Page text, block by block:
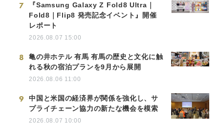
7
『Samsung Galaxy Z Fold8 Ultra｜
Fold8｜Flip8 発売記念イベント』開催
レポート
2026.08.07 15:00
8
亀の井ホテル 有馬 有馬の歴史と文化に触
れる秋の宿泊プランを9月から展開
2026.08.06 11:00
9
中国と米国の経済界が関係を強化し、サ
プライチェーン協力の新たな機会を模索
2026.08.07 10:00